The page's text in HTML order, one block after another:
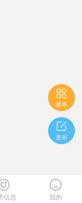

菜单

发布
信息

我的